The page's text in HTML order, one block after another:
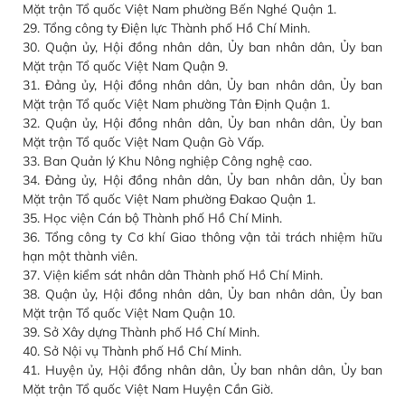
Mặt trận Tổ quốc Việt Nam phường Bến Nghé Quận 1.
29. Tổng công ty Điện lực Thành phố Hồ Chí Minh.
30. Quận ủy, Hội đồng nhân dân, Ủy ban nhân dân, Ủy ban
Mặt trận Tổ quốc Việt Nam Quận 9.
31. Đảng ủy, Hội đồng nhân dân, Ủy ban nhân dân, Ủy ban
Mặt trận Tổ quốc Việt Nam phường Tân Định Quận 1.
32. Quận ủy, Hội đồng nhân dân, Ủy ban nhân dân, Ủy ban
Mặt trận Tổ quốc Việt Nam Quận Gò Vấp.
33. Ban Quản lý Khu Nông nghiệp Công nghệ cao.
34. Đảng ủy, Hội đồng nhân dân, Ủy ban nhân dân, Ủy ban
Mặt trận Tổ quốc Việt Nam phường Đakao Quận 1.
35. Học viện Cán bộ Thành phố Hồ Chí Minh.
36. Tổng công ty Cơ khí Giao thông vận tải trách nhiệm hữu
hạn một thành viên.
37. Viện kiểm sát nhân dân Thành phố Hồ Chí Minh.
38. Quận ủy, Hội đồng nhân dân, Ủy ban nhân dân, Ủy ban
Mặt trận Tổ quốc Việt Nam Quận 10.
39. Sở Xây dựng Thành phố Hồ Chí Minh.
40. Sở Nội vụ Thành phố Hồ Chí Minh.
41. Huyện ủy, Hội đồng nhân dân, Ủy ban nhân dân, Ủy ban
Mặt trận Tổ quốc Việt Nam Huyện Cần Giờ.